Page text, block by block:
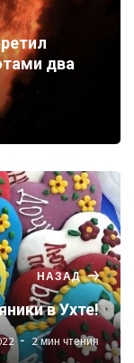
два
НАЗАД
в Ухте!
2 мин чтения